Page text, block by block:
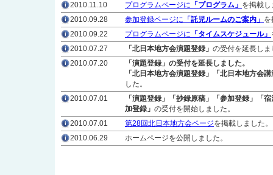
2010.11.10
プログラムページに 「プログラム」 を掲載
2010.09.28
参加登録ページに 「託児ルームのご案内」 を
2010.09.22
プログラムページに 「タイムスケジュール」
2010.07.27
「北日本地方会演題登録」 の受付を延長しま
2010.07.20
「演題登録」の受付を延長しました。
「北日本地方会演題登録」「北日本地方会
した。
2010.07.01
「演題登録」「抄録原稿」「参加登録」「
加登録」 の受付を開始しました。
2010.07.01
第28回北日本地方会ページを掲載しました。
2010.06.29
ホームページを公開しました。